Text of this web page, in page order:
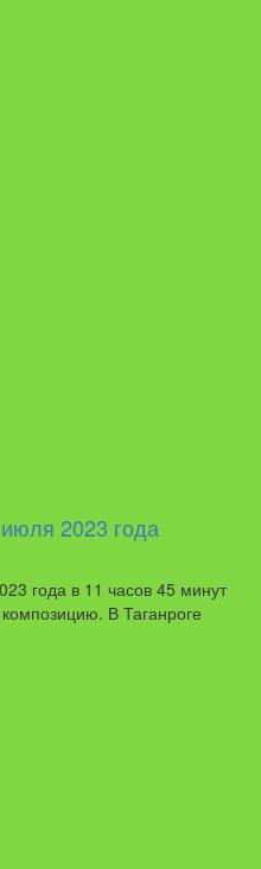
2023 года
года в 11 часов 45 минут
В Таганроге